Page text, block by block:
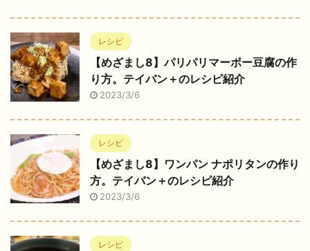
レシピ
【めざまし8】パリパリマーボー豆腐の作
り方。テイバン＋のレシピ紹介
2023/3/6
レシピ
【めざまし8】ワンパン ナポリタンの作り
方。テイバン＋のレシピ紹介
2023/3/6
レシピ